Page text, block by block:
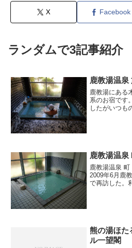
X Facebook
ランダムで3記事紹介
鹿教湯温泉
鹿教湯にある
系のお宿です
したがいつも
鹿教湯温泉
鹿教湯温泉 町
2009年6月鹿
で再訪した。
熊の湯ほた
ル一望閣